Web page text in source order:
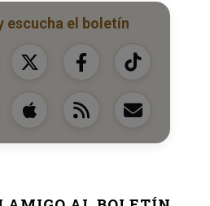
escucha el boletín